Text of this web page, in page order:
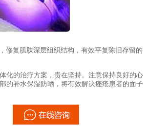
修复肌肤深层组织结构，有效平复陈旧存留的
的治疗方案，贵在坚持。注意保持良好的心
的补水保湿防晒，将有效解决痤疮患者的面子